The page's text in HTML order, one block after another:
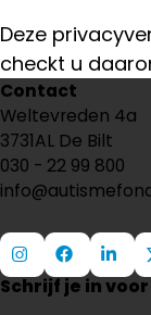
Deze
checkt u
Contact
Weltevreden 4a
3731AL De Bilt
030 - 22 99 800
Ga
Ga
Ga
Schrijf je in